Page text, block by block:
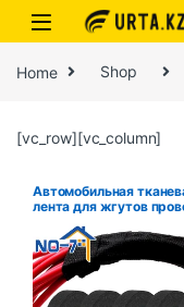
Home Shop
[vc_row][vc_column]
Автомобильная
лента для жгутов
водонепроницаемая
изоляционная
лента, черная
самоклеящаяся
лента